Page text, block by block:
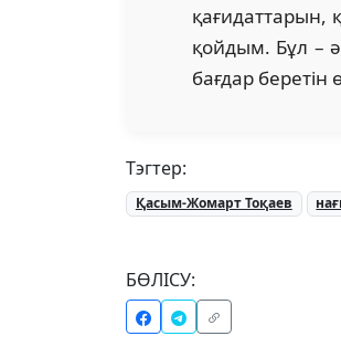
қағидаттарын,
қойдым. Бұл –
бағдар
Тэгтер:
Қасым-Жомарт Тоқаев
БӨЛІСУ: